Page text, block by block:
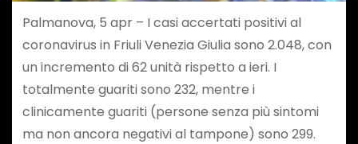
Palmanova, 5 apr – I casi accertati positivi al
coronavirus in Friuli Venezia Giulia sono 2.048, con
un incremento di 62 unità rispetto a ieri. I
totalmente guariti sono 232, mentre i
clinicamente guariti (persone senza più sintomi
ma non ancora negativi al tampone) sono 299.